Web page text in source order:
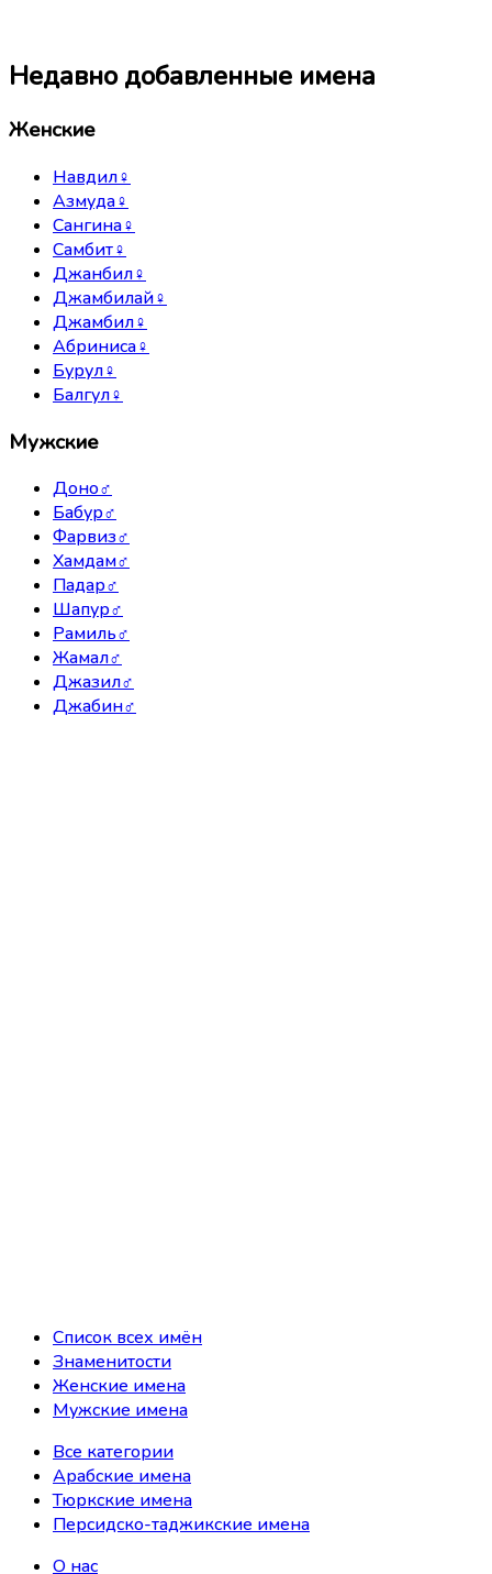
Недавно добавленные имена
Женские
Навдил♀
Азмуда♀
Сангина♀
Самбит♀
Джанбил♀
Джамбилай♀
Джамбил♀
Абриниса♀
Бурул♀
Балгул♀
Мужские
Доно♂
Бабур♂
Фарвиз♂
Хамдам♂
Падар♂
Шапур♂
Рамиль♂
Жамал♂
Джазил♂
Джабин♂
Список всех имён
Знаменитости
Женские имена
Мужские имена
Все категории
Арабские имена
Тюркские имена
Персидско-таджикские имена
О нас